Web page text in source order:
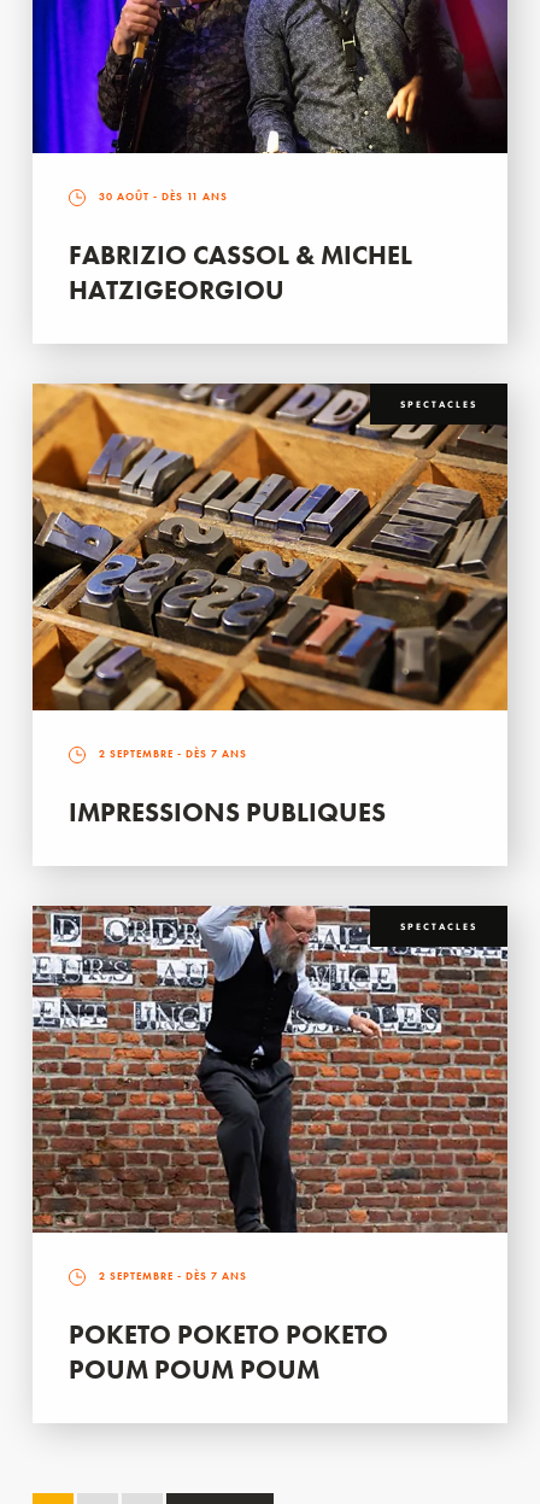
30 AOÛT - DÈS 11 ANS
FABRIZIO CASSOL & MICHEL
HATZIGEORGIOU
SPECTACLES
2 SEPTEMBRE - DÈS 7 ANS
IMPRESSIONS PUBLIQUES
SPECTACLES
2 SEPTEMBRE - DÈS 7 ANS
POKETO POKETO POKETO
POUM POUM POUM